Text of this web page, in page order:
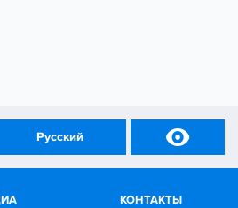
Русский 
КОНТАКТЫ